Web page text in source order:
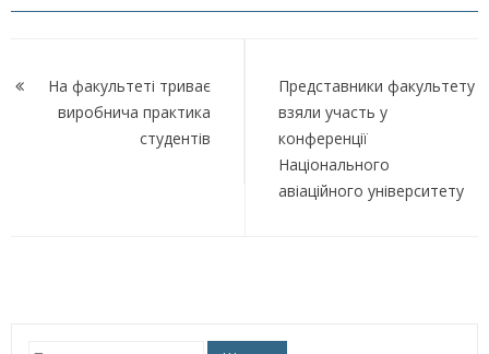
записів
На факультеті триває
виробнича практика
студентів
Представники факультету
взяли участь у
конференції
Національного
авіаційного університету
Пошук: